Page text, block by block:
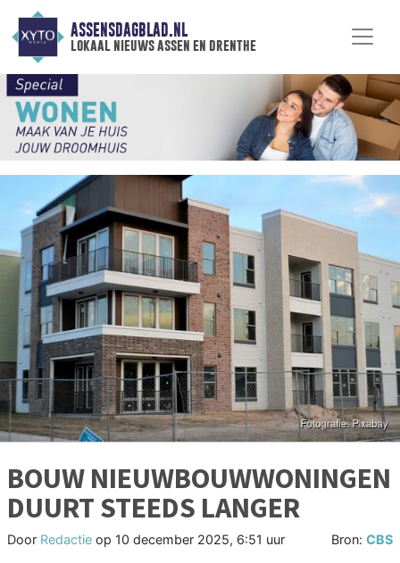
ASSENSDAGBLAD.NL
lokaal nieuws assen en drenthe
BOUW NIEUWBOUWWONINGEN
DUURT STEEDS LANGER
Door Redactie op 10 december 2025, 6:51 uur Bron: CBS